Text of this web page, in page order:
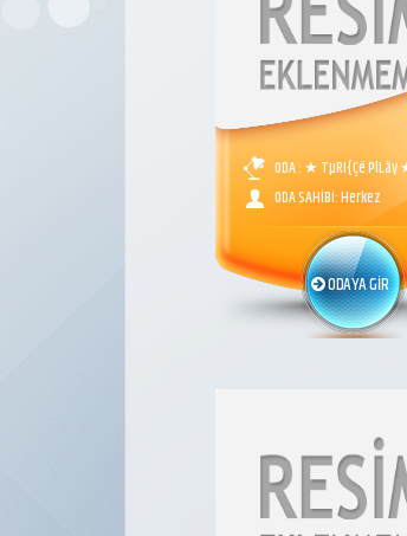
ODA : ★ TµRI{Çë PlLãy
ODA SAHİBİ: Herkez
ODAYA GİR